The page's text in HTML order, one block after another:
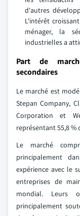
d'autres
L'intérêt
ménager, la
industrielles a
Part de
secondaires
Le marché est
Stepan Company,
Corporation et
représentant 55,8 %
Le marché
principalement
expérience avec le
entreprises de
mondial. Leurs
principalement